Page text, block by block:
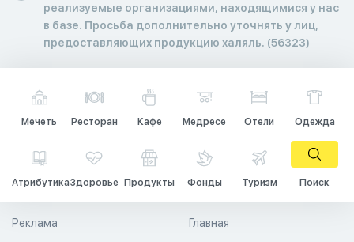
реализуемые организациями, находящимися у нас
в базе. Просьба дополнительно уточнять у лиц,
предоставляющих продукцию халяль. (56323)
Мечеть Ресторан Кафе Медресе Отели Одежда
АтрибутикаЗдоровье Продукты Фонды Туризм Поиск
Главная
Реклама